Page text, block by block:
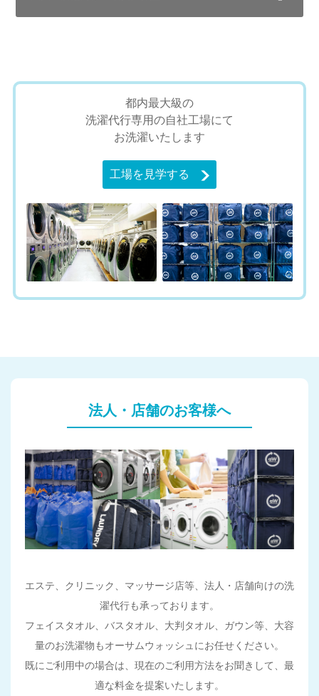
都内最大級の
洗濯代行専用の自社工場にて
お洗濯いたします
工場を見学する
法人・店舗のお客様へ
エステ、クリニック、マッサージ店等、法人・店舗向けの洗
濯代行も承っております。
フェイスタオル、バスタオル、大判タオル、ガウン等、大容
量のお洗濯物もオーサムウォッシュにお任せください。
既にご利用中の場合は、現在のご利用方法をお聞きして、最
適な料金を提案いたします。